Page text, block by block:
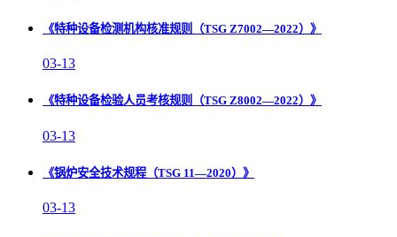
《特种设备检测机构核准规则（TSG Z7002—2022）》
03-13
《特种设备检验人员考核规则（TSG Z8002—2022）》
03-13
《锅炉安全技术规程（TSG 11—2020）》
03-13